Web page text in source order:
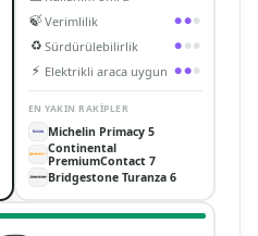
🍃Verimlilik ●●●
♻️ Sürdürülebilirlik ● ● ●
⚡ Elektrikli araca uygun ●●●
EN YAKIN RAKIPLER
Michelin Primacy 5
Continental
PremiumContact 7
Bridgestone Turanza 6